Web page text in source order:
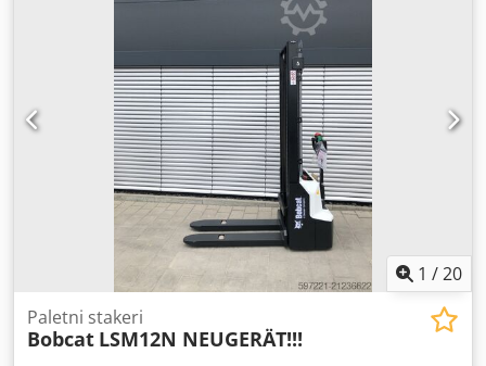
1 /20
Paletni stakeri
Bobcat LSM12N NEUGERÄT!!!